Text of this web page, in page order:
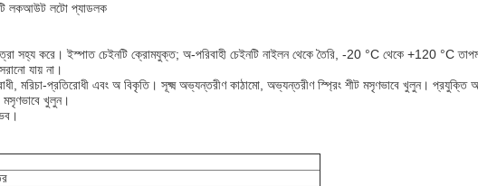
লকআউট লটো প্যাডলক
সহ্য করে। ইস্পাত চেইনটি ক্রোমযুক্ত; অ-পরিবাহী চেইনটি নাইলন থেকে তৈরি, -20 °C থেকে +120 °C
যায় না।
মরিচা-প্রতিরোধী এবং অ বিকৃতি। সূক্ষ্ম অভ্যন্তরীণ কাঠামো, অভ্যন্তরীণ স্প্রিং শীট মসৃণভাবে খুলুন।
খুলুন।